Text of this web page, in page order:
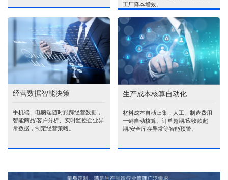
工厂降本增效。
经营数据智能决策
手机端、电脑端随时跟踪经营数据，
智能商品\客户分析、实时监控企业异
常数据，制定经营策略。
生产成本核算自动化
材料成本自动归集，人工、制造费用
一键自动核算。订单超期/应收款超
期/安全库存异常等智能预警。